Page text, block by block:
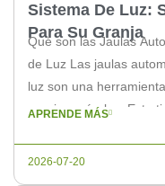
Sistema De Luz:
Para Su Granja
Qué son las Jaulas
de Luz Las jaulas
luz son una
granjas avícolas. Este
APRENDE MÁS
2026-07-20